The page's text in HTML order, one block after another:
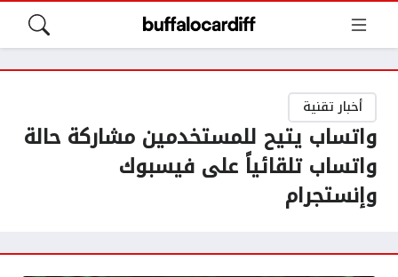
أخبار تقنية
واتساب يتيح للمستخدمين مشاركة حالة
واتساب تلقائياً على فيسبوك
وإنستجرام